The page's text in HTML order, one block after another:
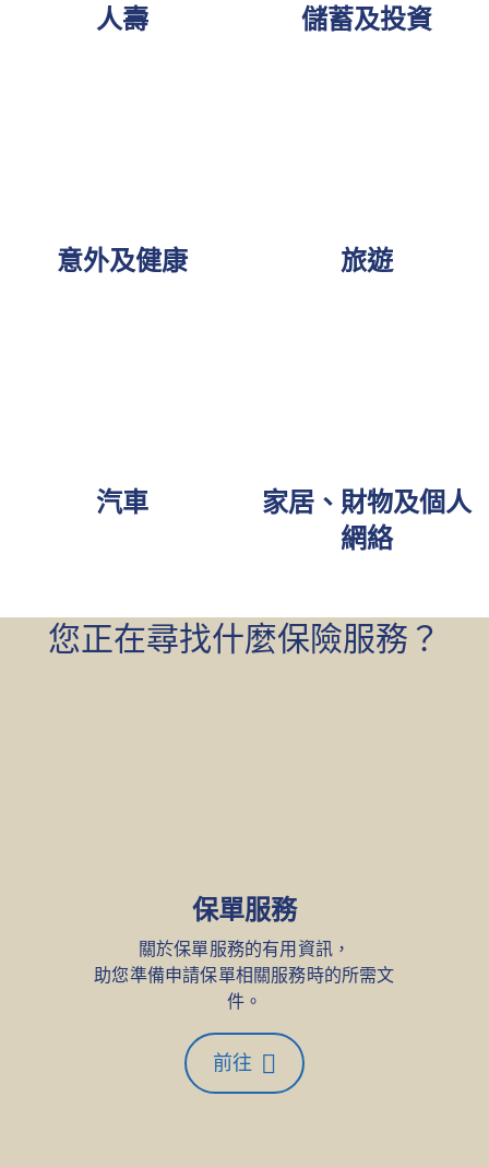
人壽 儲蓄及投資
意外及健康 旅遊
汽車
家居、財物及個人
網絡
您正在尋找什麼保險服務？
保單服務
關於保單服務的有用資訊，
助您準備申請保單相關服務時的所需文
件。
前往